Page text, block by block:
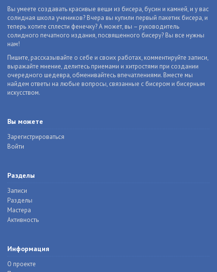
Вы умеете создавать красивые вещи из бисера, бусин и камней, и у вас
солидная школа учеников? Вчера вы купили первый пакетик бисера, и
теперь хотите сплести фенечку? А может, вы – руководитель
солидного печатного издания, посвященного бисеру? Вы все нужны
нам!
Пишите, рассказывайте о себе и своих работах, комментируйте записи,
выражайте мнение, делитесь приемами и хитростями при создании
очередного шедевра, обменивайтесь впечатлениями. Вместе мы
найдем ответы на любые вопросы, связанные с бисером и бисерным
искусством.
Вы можете
Зарегистрироваться
Войти
Разделы
Записи
Разделы
Мастера
Активность
Информация
О проекте